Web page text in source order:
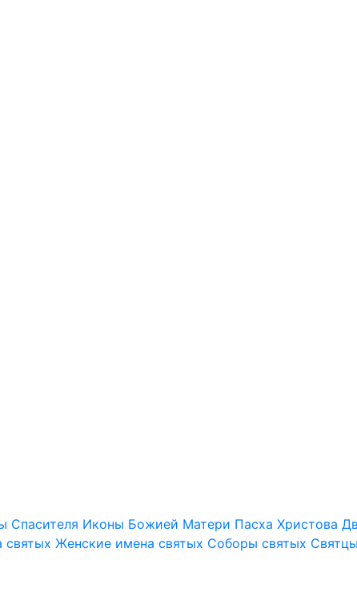
Спасителя Иконы Божией Матери Пасха Христова
святыхЖенские имена святых Соборы святых Святцы